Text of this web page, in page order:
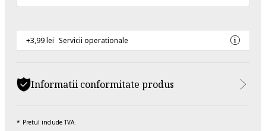
+3,99 lei Servicii operationale
Informatii conformitate produs
Pretul include TVA.